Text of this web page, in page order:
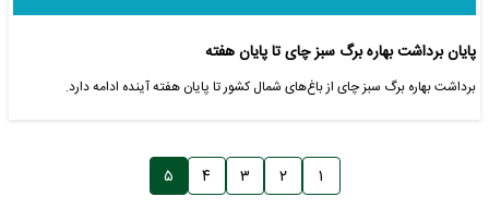
پایان برداشت بهاره برگ سبز چای تا پایان هفته
برداشت بهاره برگ سبز چای از باغ‌های شمال کشور تا پایان هفته آینده ادامه دارد.
۱ ۲ ۳ ۴ ۵